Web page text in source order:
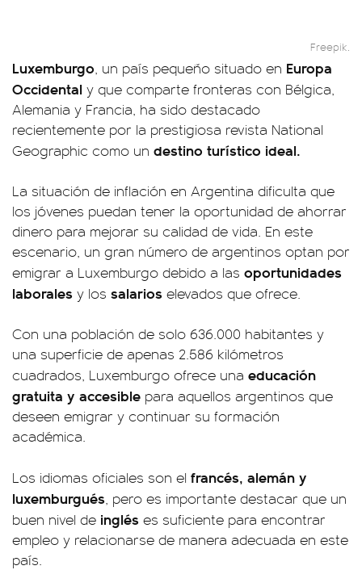
Freepik.
Luxemburgo, un país pequeño situado en Europa
Occidental y que comparte fronteras con Bélgica,
Alemania y Francia, ha sido destacado
recientemente por la prestigiosa revista National
Geographic como un destino turístico ideal.
La situación de inflación en Argentina dificulta que
los jóvenes puedan tener la oportunidad de ahorrar
dinero para mejorar su calidad de vida. En este
escenario, un gran número de argentinos optan por
emigrar a Luxemburgo debido a las oportunidades
laborales y los salarios elevados que ofrece.
Con una población de solo 636.000 habitantes y
una superficie de apenas 2.586 kilómetros
cuadrados, Luxemburgo ofrece una educación
gratuita y accesible para aquellos argentinos que
deseen emigrar y continuar su formación
académica.
Los idiomas oficiales son el francés, alemán y
luxemburgués, pero es importante destacar que un
buen nivel de inglés es suficiente para encontrar
empleo y relacionarse de manera adecuada en este
país.